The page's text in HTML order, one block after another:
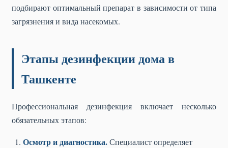
подбирают оптимальный препарат в зависимости от типа
загрязнения и вида насекомых.
Этапы дезинфекции дома в
Ташкенте
Профессиональная дезинфекция включает несколько
обязательных этапов:
Осмотр и диагностика.Специалист определяет